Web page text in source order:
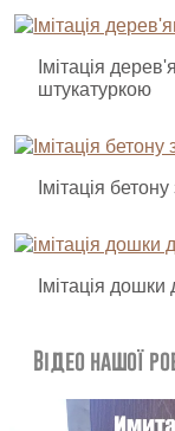
Імітація
штукатуркою
Імітація
Імітація
Відео нашої